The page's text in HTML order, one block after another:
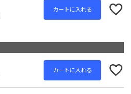
カートに入れる
カートに入れる